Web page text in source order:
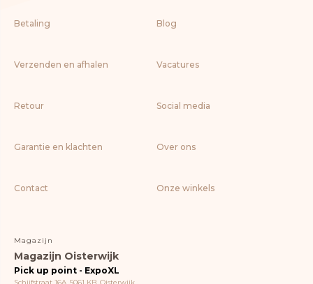
Betaling
Verzenden en afhalen
Retour
Garantie en klachten
Contact
Blog
Vacatures
Social media
Over ons
Onze winkels
Magazijn
Magazijn Oisterwijk
Pick up point - ExpoXL